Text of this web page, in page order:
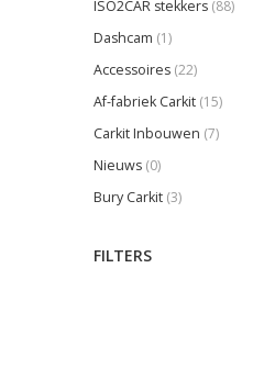
ISO2CAR stekkers (88)
Dashcam (1)
Accessoires (22)
Af-fabriek Carkit (15)
Carkit Inbouwen (7)
Nieuws (0)
Bury Carkit (3)
FILTERS